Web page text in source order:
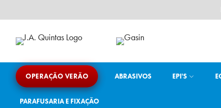
para
conteúdo
OPERAÇÃO VERÃO ABRASIVOS EPI'S
PARAFUSARIA E FIXAÇÃO